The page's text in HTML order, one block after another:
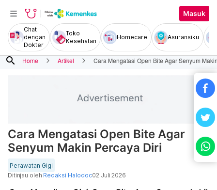
Masuk
Chat
dengan
Dokter
Toko
Kesehatan
Homecare Asuransiku
search Home Artikel Cara Mengatasi Open Bite Agar Senyum
Cara Mengatasi Open Bite Agar
Senyum Makin Percaya Diri
Perawatan Gigi
Ditinjau oleh Redaksi Halodoc02 Juli 2026